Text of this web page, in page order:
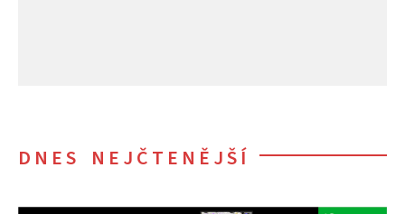
DNES NEJČTENĚJŠÍ